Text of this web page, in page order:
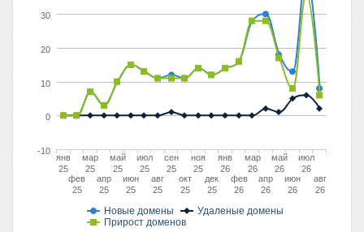
Новые домены
Удаленые домены
Прирост доменов
янв
25
фев
25
мар
25
апр
25
май
25
июн
25
июл
25
авг
25
сен
25
окт
25
ноя
25
дек
25
янв
26
фев
26
мар
26
апр
26
май
26
июн
26
июл
26
авг
26
-10
0
10
20
30